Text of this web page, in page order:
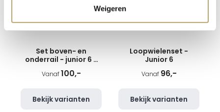
Weigeren
Set boven- en
onderrail - junior 6 -
wit
Vanaf100,-
Bekijk varianten
Loopwielenset -
Junior 6
Vanaf 96,-
Bekijk varianten